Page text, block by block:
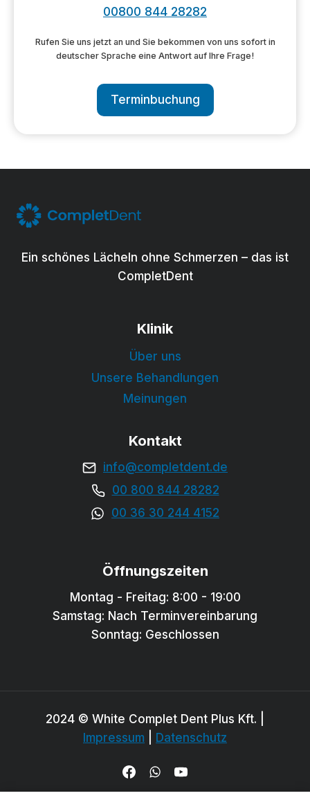
00800 844 28282
Rufen Sie uns jetzt an und Sie bekommen von uns sofort in
deutscher Sprache eine Antwort auf Ihre Frage!
Terminbuchung
Ein schönes Lächeln ohne Schmerzen – das ist
CompletDent
Klinik
Über uns
Unsere Behandlungen
Meinungen
Kontakt
info@completdent.de
00 800 844 28282
00 36 30 244 4152
Öffnungszeiten
Montag - Freitag: 8:00 - 19:00
Samstag: Nach Terminvereinbarung
Sonntag: Geschlossen
2024 © White Complet Dent Plus Kft. |
Impressum
Datenschutz